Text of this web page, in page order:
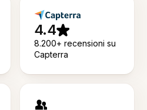
4.4
8.200+ recensioni su
Capterra